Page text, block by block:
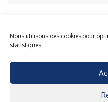
Nous utilisons des cookies pour
statistiques.
40 rue du Gelin 56570